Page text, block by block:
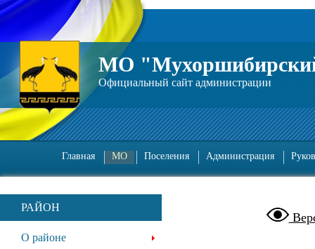
МО
Официальный сайт администрации
Главная МО Поселения Администрация
РАЙОН
О районе